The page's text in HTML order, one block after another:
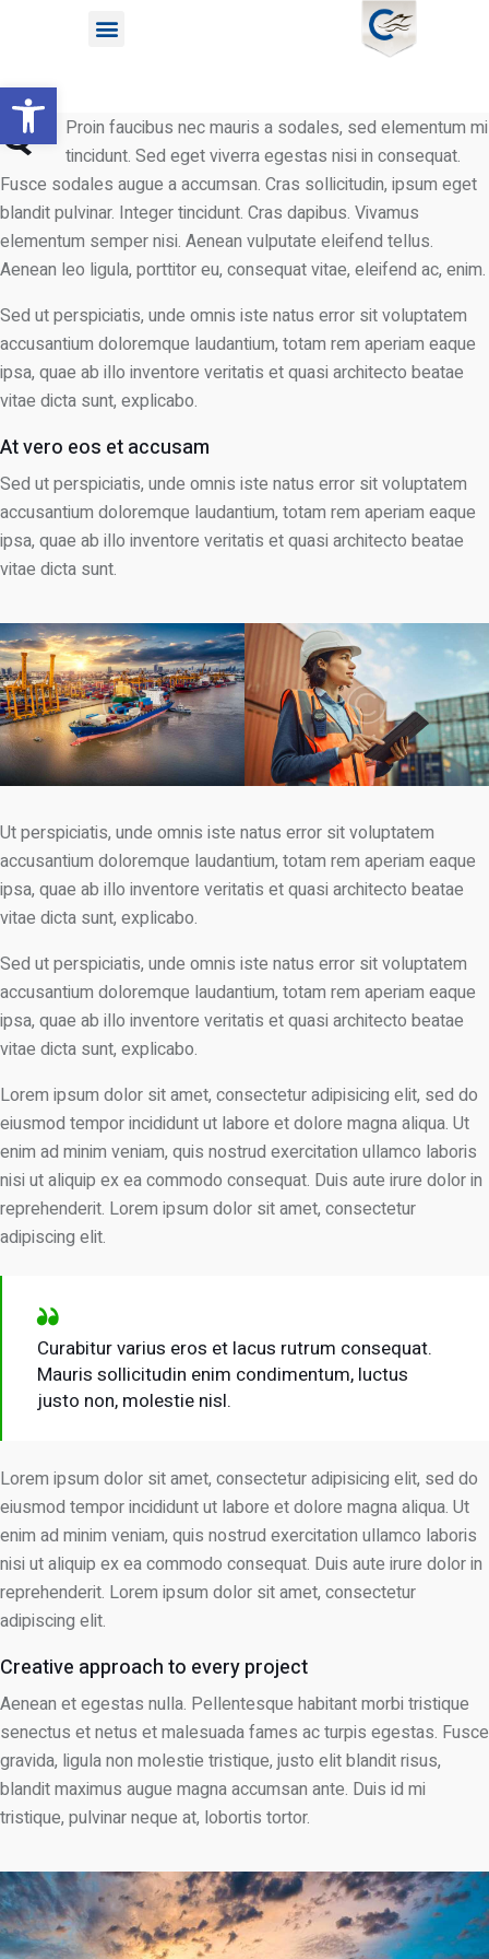
Open toolbar
Q
Proin faucibus nec mauris a sodales, sed elementum mi
tincidunt. Sed eget viverra egestas nisi in consequat.
Fusce sodales augue a accumsan. Cras sollicitudin, ipsum eget
blandit pulvinar. Integer tincidunt. Cras dapibus. Vivamus
elementum semper nisi. Aenean vulputate eleifend tellus.
Aenean leo ligula, porttitor eu, consequat vitae, eleifend ac, enim.
Sed ut perspiciatis, unde omnis iste natus error sit voluptatem
accusantium doloremque laudantium, totam rem aperiam eaque
ipsa, quae ab illo inventore veritatis et quasi architecto beatae
vitae dicta sunt, explicabo.
At vero eos et accusam
Sed ut perspiciatis, unde omnis iste natus error sit voluptatem
accusantium doloremque laudantium, totam rem aperiam eaque
ipsa, quae ab illo inventore veritatis et quasi architecto beatae
vitae dicta sunt.
Ut perspiciatis, unde omnis iste natus error sit voluptatem
accusantium doloremque laudantium, totam rem aperiam eaque
ipsa, quae ab illo inventore veritatis et quasi architecto beatae
vitae dicta sunt, explicabo.
Sed ut perspiciatis, unde omnis iste natus error sit voluptatem
accusantium doloremque laudantium, totam rem aperiam eaque
ipsa, quae ab illo inventore veritatis et quasi architecto beatae
vitae dicta sunt, explicabo.
Lorem ipsum dolor sit amet, consectetur adipisicing elit, sed do
eiusmod tempor incididunt ut labore et dolore magna aliqua. Ut
enim ad minim veniam, quis nostrud exercitation ullamco laboris
nisi ut aliquip ex ea commodo consequat. Duis aute irure dolor in
reprehenderit. Lorem ipsum dolor sit amet, consectetur
adipiscing elit.
Curabitur varius eros et lacus rutrum consequat.
Mauris sollicitudin enim condimentum, luctus
justo non, molestie nisl.
Lorem ipsum dolor sit amet, consectetur adipisicing elit, sed do
eiusmod tempor incididunt ut labore et dolore magna aliqua. Ut
enim ad minim veniam, quis nostrud exercitation ullamco laboris
nisi ut aliquip ex ea commodo consequat. Duis aute irure dolor in
reprehenderit. Lorem ipsum dolor sit amet, consectetur
adipiscing elit.
Creative approach to every project
Aenean et egestas nulla. Pellentesque habitant morbi tristique
senectus et netus et malesuada fames ac turpis egestas. Fusce
gravida, ligula non molestie tristique, justo elit blandit risus,
blandit maximus augue magna accumsan ante. Duis id mi
tristique, pulvinar neque at, lobortis tortor.